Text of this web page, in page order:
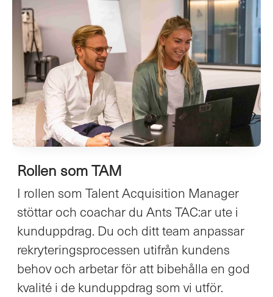
Rollen som TAM
I rollen som Talent Acquisition Manager
stöttar och coachar du Ants TAC:ar ute i
kunduppdrag. Du och ditt team anpassar
rekryteringsprocessen utifrån kundens
behov och arbetar för att bibehålla en god
kvalité i de kunduppdrag som vi utför.